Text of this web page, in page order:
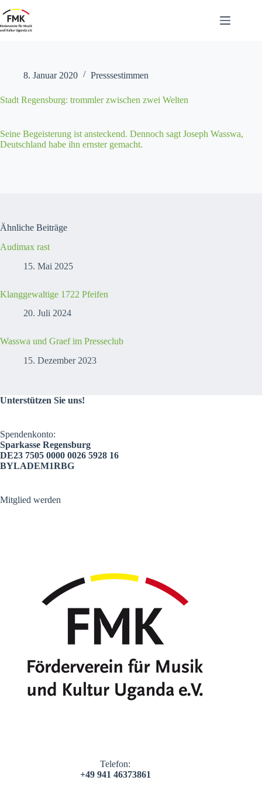
Inhalt
springen
8. Januar 2020 Presssestimmen
Stadt Regensburg: trommler zwischen zwei Welten
Seine Begeis­terung ist ansteck­end. Den­noch sagt Joseph Wass­wa,
Deutsch­land habe ihn ern­ster gemacht.
Ähnliche Beiträge
Audimax rast
15. Mai 2025
Klanggewaltige 1722 Pfeifen
20. Juli 2024
Wasswa und Graef im Presseclub
15. Dezember 2023
Unterstützen Sie uns!
Spendenkonto:
Sparkasse Regensburg
DE23 7505 0000 0026 5928 16
BYLADEM1RBG
Mitglied werden
Telefon:
+49 941 46373861